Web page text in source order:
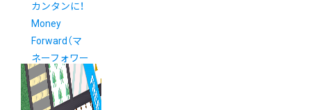
カンタンに！
Money
Forward（マ
ネーフォワー
ド）連携スタ
ート